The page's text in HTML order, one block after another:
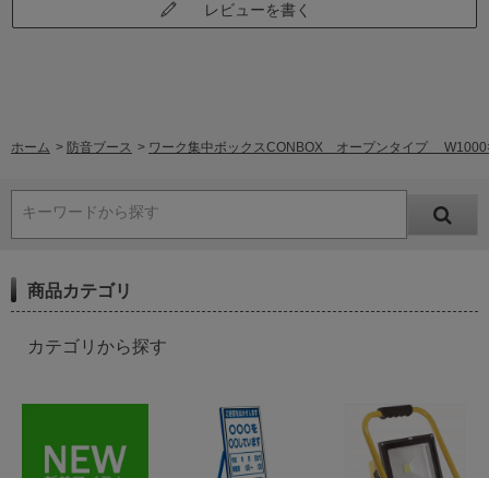
レビューを書く
ホーム > 防音ブース > ワーク集中ボックスCONBOX オープンタイプ
キーワードから探す
商品カテゴリ
カテゴリから探す